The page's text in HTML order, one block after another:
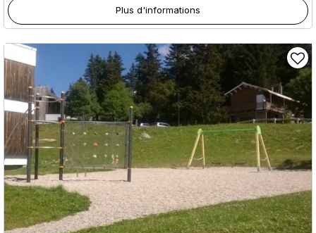
Plus d'informations